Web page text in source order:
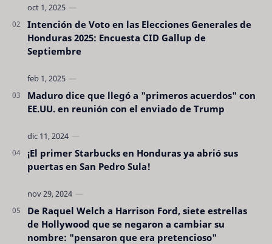
Intención de Voto en las Elecciones Generales de
Honduras 2025: Encuesta CID Gallup de
Septiembre
Maduro dice que llegó a "primeros acuerdos" con
EE.UU. en reunión con el enviado de Trump
¡El primer Starbucks en Honduras ya abrió sus
puertas en San Pedro Sula!
De Raquel Welch a Harrison Ford, siete estrellas
de Hollywood que se negaron a cambiar su
nombre: "pensaron que era pretencioso"